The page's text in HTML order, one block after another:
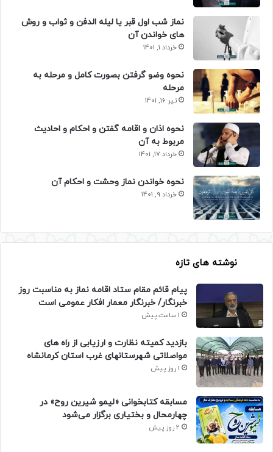
نماز شب اول قبر یا لیله الدفن و ثواب و روش
های خواندن آن
خرداد 1, 1401
نحوه وضو گرفتن بصورت کامل و مرحله به
مرحله
تیر 16, 1401
نحوه اذان و اقامه گفتن و احکام و احادیث
مربوط به آن
خرداد 17, 1401
نحوه خواندن نماز وحشت و احکام آن
خرداد 9, 1401
نوشته های تازه
پیام قائم مقام ستاد اقامه نماز به مناسبت روز
خبرنگار/ خبرنگار معمار افکار عمومی است
1 ساعت پیش
بازدید کمیته نظارت و ارزیابی از راه های
مواصلاتی شهرستانهای غرب استان کرمانشاه
1 روز پیش
مسابقه کتابخوانی «لیمو شیرین روح» در
چهارمحال و بختیاری برگزار می‌شود
2 روز پیش